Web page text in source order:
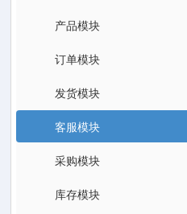
产品模块
订单模块
发货模块
客服模块
采购模块
库存模块